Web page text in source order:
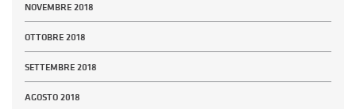
NOVEMBRE 2018
OTTOBRE 2018
SETTEMBRE 2018
AGOSTO 2018